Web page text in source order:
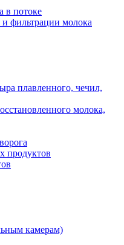
в потоке
фильтрации молока
плавленного, чечил,
молока,
продуктов
камерам)